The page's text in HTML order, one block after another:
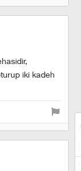
iki kadeh